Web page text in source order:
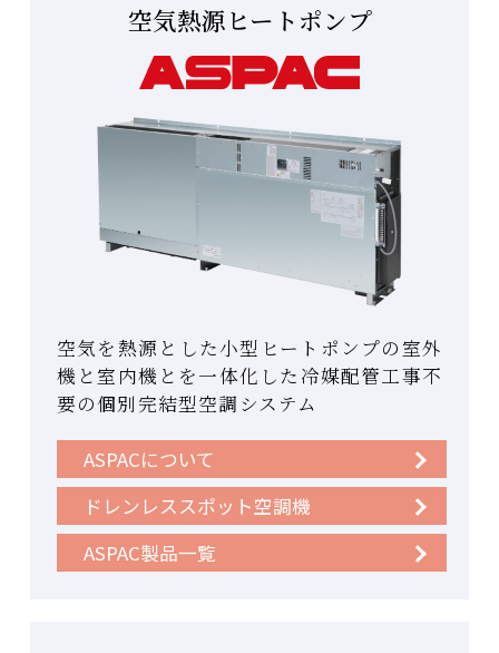
空気熱源ヒートポンプ
空気を熱源とした小型ヒートポンプの室外
機と室内機とを一体化した冷媒配管工事不
要の個別完結型空調システム
ASPACについて
ドレンレススポット空調機
ASPAC製品一覧